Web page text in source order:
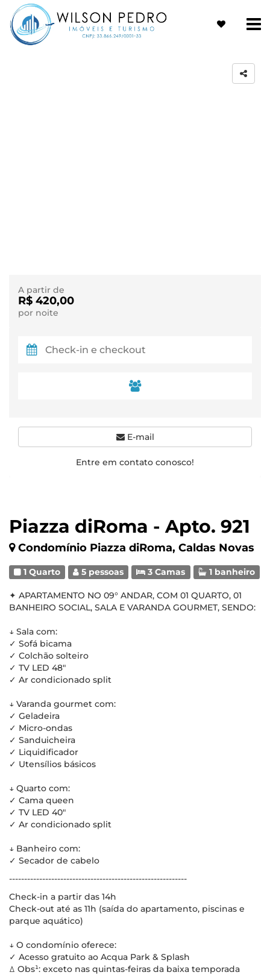
Piazza diRoma - Apto. 921
Condomínio Piazza diRoma, Caldas Novas
1 Quarto 5 pessoas 3 Camas 1 banheiro
✦ APARTAMENTO NO 09° ANDAR, COM 01 QUARTO, 01
BANHEIRO SOCIAL, SALA E VARANDA GOURMET, SENDO:
↓ Sala com:
✓ Sofá bicama
✓ Colchão solteiro
✓ TV LED 48"
✓ Ar condicionado split
↓ Varanda gourmet com:
✓ Geladeira
✓ Micro-ondas
✓ Sanduicheira
✓ Liquidificador
✓ Utensílios básicos
↓ Quarto com:
✓ Cama queen
✓ TV LED 40"
✓ Ar condicionado split
↓ Banheiro com:
✓ Secador de cabelo
-----------------------------------------------------------
Check-in a partir das 14h
Check-out até as 11h (saída do apartamento, piscinas e
parque aquático)
↓ O condomínio oferece:
✓ Acesso gratuito ao Acqua Park & Splash
ꕔ Obs¹: exceto nas quintas-feiras da baixa temporada
A partir de
R$ 420,00
por noite
E-mail
Entre em contato conosco!